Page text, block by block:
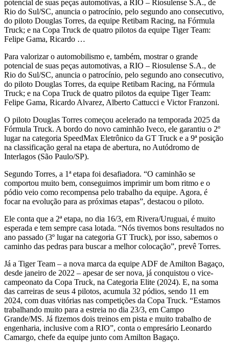
potencial de suas peças automotivas, a RIO – Riosulense S.A., de
Rio do Sul/SC, anuncia o patrocínio, pelo segundo ano consecutivo,
do piloto Douglas Torres, da equipe Retibam Racing, na Fórmula
Truck; e na Copa Truck de quatro pilotos da equipe Tiger Team:
Felipe Gama, Ricardo …
Para valorizar o automobilismo e, também, mostrar o grande
potencial de suas peças automotivas, a RIO – Riosulense S.A., de
Rio do Sul/SC, anuncia o patrocínio, pelo segundo ano consecutivo,
do piloto Douglas Torres, da equipe Retibam Racing, na Fórmula
Truck; e na Copa Truck de quatro pilotos da equipe Tiger Team:
Felipe Gama, Ricardo Alvarez, Alberto Cattucci e Victor Franzoni.
O piloto Douglas Torres começou acelerado na temporada 2025 da
Fórmula Truck. A bordo do novo caminhão Iveco, ele garantiu o 2º
lugar na categoria SpeedMax Eletrônico da GT Truck e a 9ª posição
na classificação geral na etapa de abertura, no Autódromo de
Interlagos (São Paulo/SP).
Segundo Torres, a 1ª etapa foi desafiadora. “O caminhão se
comportou muito bem, conseguimos imprimir um bom ritmo e o
pódio veio como recompensa pelo trabalho da equipe. Agora, é
focar na evolução para as próximas etapas”, destacou o piloto.
Ele conta que a 2ª etapa, no dia 16/3, em Rivera/Uruguai, é muito
esperada e tem sempre casa lotada. “Nós tivemos bons resultados no
ano passado (3º lugar na categoria GT Truck), por isso, sabemos o
caminho das pedras para buscar a melhor colocação”, prevê Torres.
Já a Tiger Team – a nova marca da equipe ADF de Amilton Bagaço,
desde janeiro de 2022 – apesar de ser nova, já conquistou o vice-
campeonato da Copa Truck, na Categoria Elite (2024). E, na soma
das carreiras de seus 4 pilotos, acumula 32 pódios, sendo 11 em
2024, com duas vitórias nas competições da Copa Truck. “Estamos
trabalhando muito para a estreia no dia 23/3, em Campo
Grande/MS. Já fizemos dois treinos em pista e muito trabalho de
engenharia, inclusive com a RIO”, conta o empresário Leonardo
Camargo, chefe da equipe junto com Amilton Bagaço.